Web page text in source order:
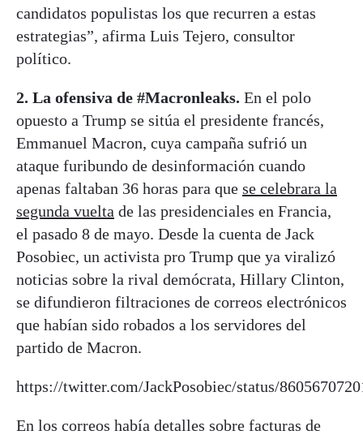
candidatos populistas los que recurren a estas
estrategias”, afirma Luis Tejero, consultor
político.
2. La ofensiva de #Macronleaks. En el polo
opuesto a Trump se sitúa el presidente francés,
Emmanuel Macron, cuya campaña sufrió un
ataque furibundo de desinformación cuando
apenas faltaban 36 horas para que se celebrara la
segunda vuelta de las presidenciales en Francia,
el pasado 8 de mayo. Desde la cuenta de Jack
Posobiec, un activista pro Trump que ya viralizó
noticias sobre la rival demócrata, Hillary Clinton,
se difundieron filtraciones de correos electrónicos
que habían sido robados a los servidores del
partido de Macron.
https://twitter.com/JackPosobiec/status/
En los correos había detalles sobre facturas de